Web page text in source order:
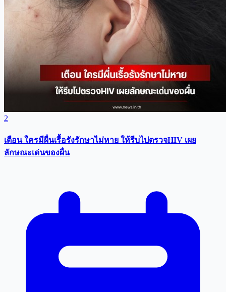
2
เตือน ใครมีผื่นเรื้อรังรักษาไม่หาย ให้รีบไปตรวจHIV เผย
ลักษณะเด่นของผื่น